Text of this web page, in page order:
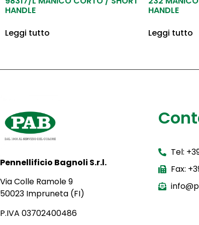
HANDLE
Leggi tutto
HANDLE
Leggi tutto
Pennellificio Bagnoli S.r.l.
Via Colle Ramole 9
50023 Impruneta (FI)
P.IVA 03702400486
Tel:
Fax: